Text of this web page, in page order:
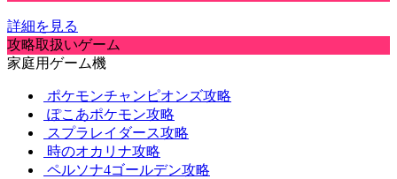
詳細を見る
攻略取扱いゲーム
家庭用ゲーム機
ポケモンチャンピオンズ攻略
ぽこあポケモン攻略
スプラレイダース攻略
時のオカリナ攻略
ペルソナ4ゴールデン攻略